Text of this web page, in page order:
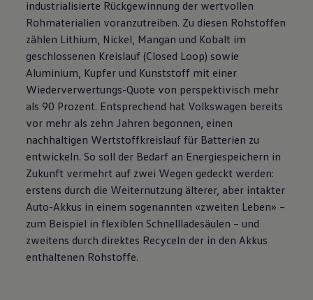
industrialisierte Rückgewinnung der wertvollen
Rohmaterialien voranzutreiben. Zu diesen Rohstoffen
zählen Lithium, Nickel, Mangan und Kobalt im
geschlossenen Kreislauf (Closed Loop) sowie
Aluminium, Kupfer und Kunststoff mit einer
Wiederverwertungs-Quote von perspektivisch mehr
als 90 Prozent. Entsprechend hat Volkswagen bereits
vor mehr als zehn Jahren begonnen, einen
nachhaltigen Wertstoffkreislauf für Batterien zu
entwickeln. So soll der Bedarf an Energiespeichern in
Zukunft vermehrt auf zwei Wegen gedeckt werden:
erstens durch die Weiternutzung älterer, aber intakter
Auto-Akkus in einem sogenannten «zweiten Leben» –
zum Beispiel in flexiblen Schnellladesäulen – und
zweitens durch direktes Recyceln der in den Akkus
enthaltenen Rohstoffe.